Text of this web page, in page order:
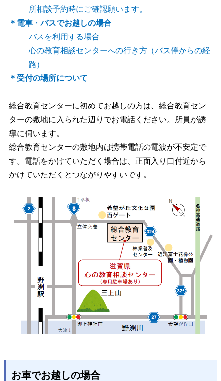
所相談予約時にご確認願います。
＊電車・バスでお越しの場合
バスを利用する場合
心の教育相談センターへの行き方（バス停からの経
路）
＊受付の場所について
総合教育センターに初めてお越しの方は、総合教育セン
ターの敷地に入られた辺りでお電話ください。所員が誘
導に伺います。
総合教育センターの敷地内は携帯電話の電波が不安定で
す。電話をかけていただく場合は、正面入り口付近から
かけていただくとつながりやすいです。
お車でお越しの場合